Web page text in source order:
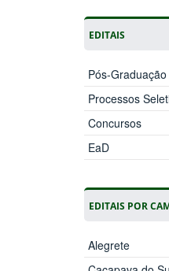
EDITAIS
Pós-Graduação
Processos
Concursos
EaD
EDITAIS POR
Alegrete